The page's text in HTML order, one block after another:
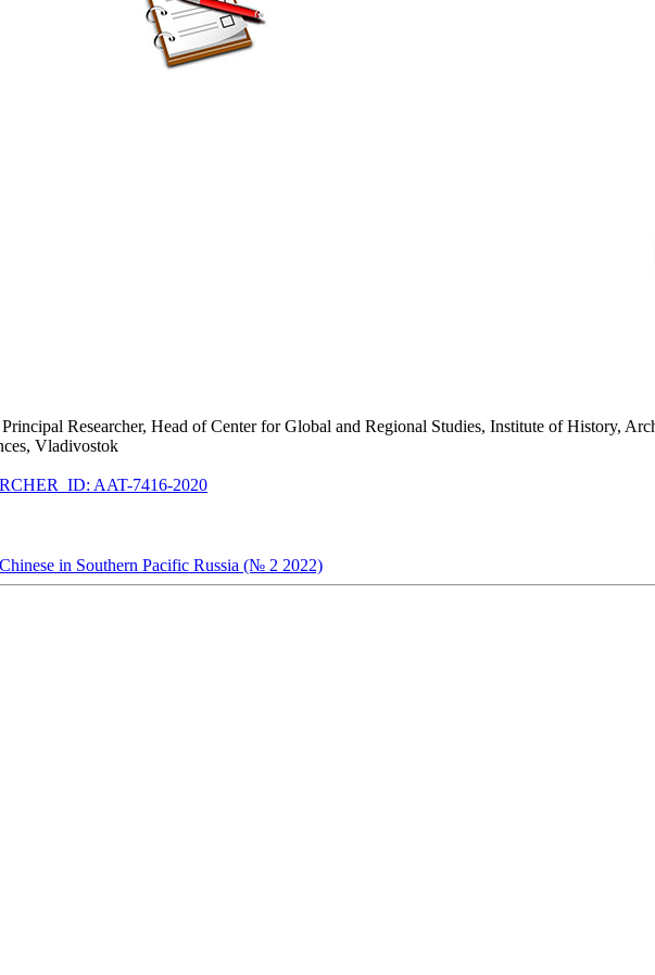
Researcher, Head of Center for Global and Regional Studies, Institute of History,
Vladivostok
AAT-7416-2020
in Southern Pacific Russia (№ 2 2022)